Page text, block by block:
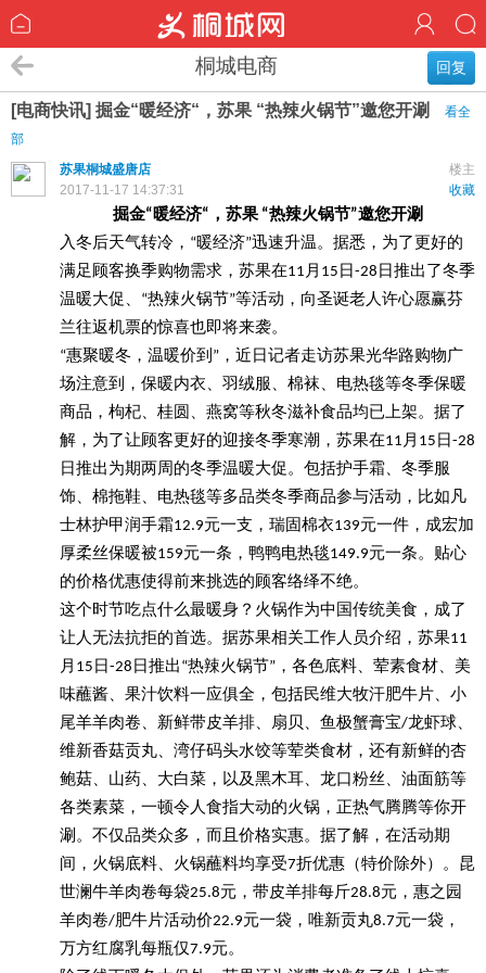
回复
桐城电商
[电商快讯] 掘金“暖经济“，苏果 “热辣火锅节”邀您开涮
看全
部
楼主
苏果桐城盛唐店
收藏
2017-11-17 14:37:31
掘金“暖经济“，苏果 “热辣火锅节”邀您开涮
入冬后天气转冷，“暖经济”迅速升温。据悉，为了更好的
满足顾客换季购物需求，苏果在11月15日-28日推出了冬季
温暖大促、“热辣火锅节”等活动，向圣诞老人许心愿赢芬
兰往返机票的惊喜也即将来袭。
“惠聚暖冬，温暖价到”，近日记者走访苏果光华路购物广
场注意到，保暖内衣、羽绒服、棉袜、电热毯等冬季保暖
商品，枸杞、桂圆、燕窝等秋冬滋补食品均已上架。据了
解，为了让顾客更好的迎接冬季寒潮，苏果在11月15日-28
日推出为期两周的冬季温暖大促。包括护手霜、冬季服
饰、棉拖鞋、电热毯等多品类冬季商品参与活动，比如凡
士林护甲润手霜12.9元一支，瑞固棉衣139元一件，成宏加
厚柔丝保暖被159元一条，鸭鸭电热毯149.9元一条。贴心
的价格优惠使得前来挑选的顾客络绎不绝。
这个时节吃点什么最暖身？火锅作为中国传统美食，成了
让人无法抗拒的首选。据苏果相关工作人员介绍，苏果11
月15日-28日推出“热辣火锅节”，各色底料、荤素食材、美
味蘸酱、果汁饮料一应俱全，包括民维大牧汗肥牛片、小
尾羊羊肉卷、新鲜带皮羊排、扇贝、鱼极蟹膏宝/龙虾球、
维新香菇贡丸、湾仔码头水饺等荤类食材，还有新鲜的杏
鲍菇、山药、大白菜，以及黑木耳、龙口粉丝、油面筋等
各类素菜，一顿令人食指大动的火锅，正热气腾腾等你开
涮。不仅品类众多，而且价格实惠。据了解，在活动期
间，火锅底料、火锅蘸料均享受7折优惠（特价除外）。昆
世澜牛羊肉卷每袋25.8元，带皮羊排每斤28.8元，惠之园
羊肉卷/肥牛片活动价22.9元一袋，唯新贡丸8.7元一袋，
万方红腐乳每瓶仅7.9元。